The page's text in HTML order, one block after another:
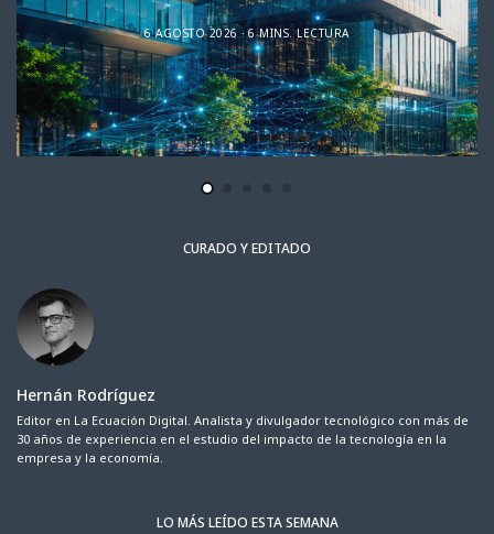
6 AGOSTO 2026 6 MINS. LECTURA
CURADO Y EDITADO
Hernán Rodríguez
Editor en La Ecuación Digital. Analista y divulgador tecnológico con más de
30 años de experiencia en el estudio del impacto de la tecnología en la
empresa y la economía.
LO MÁS LEÍDO ESTA SEMANA